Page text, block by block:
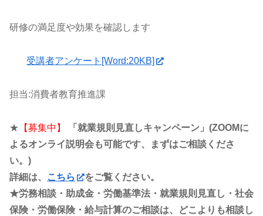
研修の満足度や効果を確認します
受講者アンケート[Word:20KB]
担当:消費者教育推進課
★ 【募集中】
「就業規則見直しキャンペーン」(ZOOMに
よるオンライ説明会も可能です、まずはご相談くださ
い。)
詳細は、
こちら
をご覧ください。
★労務相談・助成金・労働基準法・就業規則見直し・社会
保険・労働保険・給与計算のご相談は、どこよりも相談し